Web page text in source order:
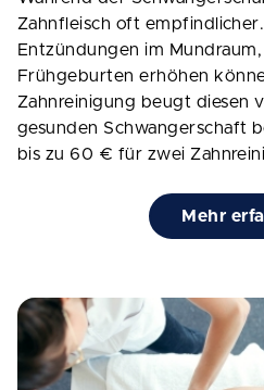
Zahnfleisch oft
Entzündungen im
Frühgeburten erhöhen
Zahnreinigung beugt diesen
gesunden Schwangerschaft
bis zu 60 € für zwei
Mehr